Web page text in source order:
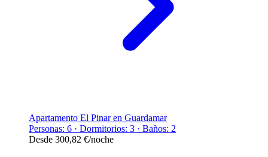
Apartamento El Pinar en Guardamar
Personas: 6 · Dormitorios: 3 · Baños: 2
Desde 300,82 €/noche